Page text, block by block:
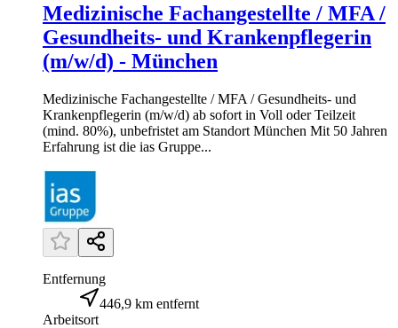
Medizinische Fachangestellte / MFA /
Gesundheits- und Krankenpflegerin
(m/w/d) - München
Medizinische Fachangestellte / MFA / Gesundheits- und
Krankenpflegerin (m/w/d) ab sofort in Voll oder Teilzeit
(mind. 80%), unbefristet am Standort München Mit 50 Jahren
Erfahrung ist die ias Gruppe...
Entfernung
446,9 km entfernt
Arbeitsort